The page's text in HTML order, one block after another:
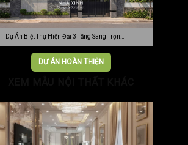
Dự Án Biệt Thự Hiện Đại 3 Tầng Sang Trọn…
DỰ ÁN HOÀN THIỆN